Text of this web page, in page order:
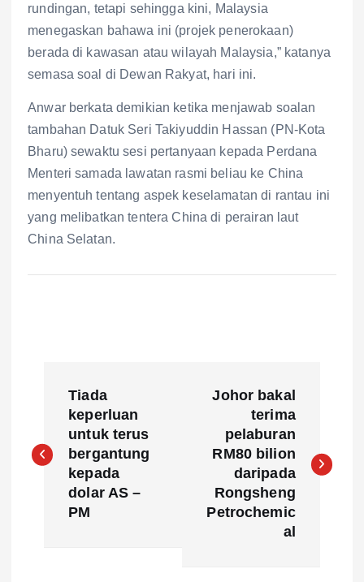
rundingan, tetapi sehingga kini, Malaysia
menegaskan bahawa ini (projek penerokaan)
berada di kawasan atau wilayah Malaysia,” katanya
semasa soal di Dewan Rakyat, hari ini.
Anwar berkata demikian ketika menjawab soalan
tambahan Datuk Seri Takiyuddin Hassan (PN-Kota
Bharu) sewaktu sesi pertanyaan kepada Perdana
Menteri samada lawatan rasmi beliau ke China
menyentuh tentang aspek keselamatan di rantau ini
yang melibatkan tentera China di perairan laut
China Selatan.
s
Tiada
keperluan
untuk terus
bergantung
kepada
dolar AS –
PM
Johor bakal
terima
pelaburan
RM80 bilion
daripada
Rongsheng
Petrochemic
al